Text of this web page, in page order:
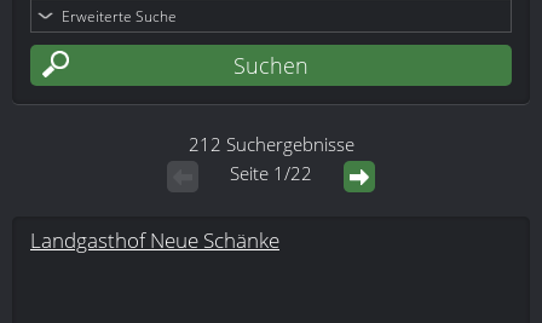
Erweiterte Suche
212 Suchergebnisse
Seite 1/22
Landgasthof Neue Schänke